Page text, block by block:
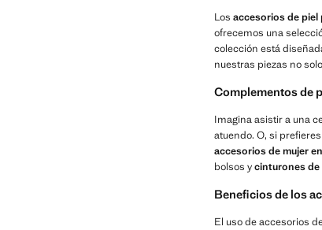
Los accesorios de piel
ofrecemos una
colección está
nuestras piezas no
Complementos de
Imagina asistir a una
atuendo. O, si
accesorios de mujer
bolsos ycinturones de
Beneficios de los
El uso de accesorios